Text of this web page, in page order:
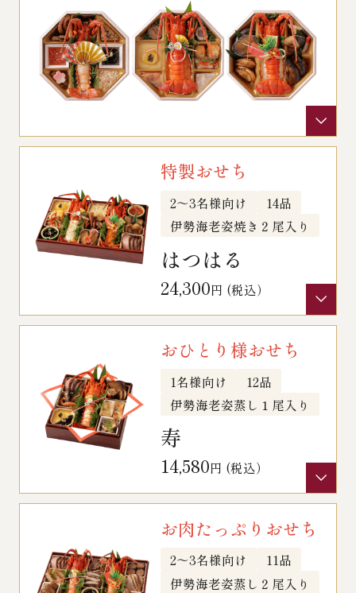
￥20,000～
冷凍商品一覧
常温商品一覧
伊勢海老料理一覧
季節限定商品
特製おせち
2～3名様向け
14品
伊勢海老姿焼き２尾入り
はつはる
24,300円 (税込）
おひとり様おせち
1名様向け
12品
伊勢海老姿蒸し１尾入り
寿
14,580円 (税込）
お肉たっぷりおせち
2～3名様向け
11品
伊勢海老姿蒸し２尾入り